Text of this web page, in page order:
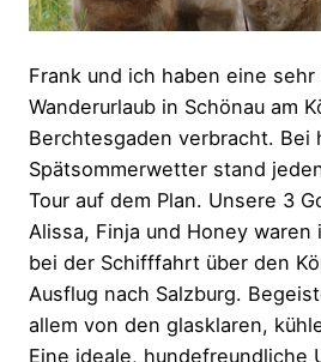
Frank und ich haben eine
Wanderurlaub in Schönau am
Berchtesgaden verbracht. Bei
Spätsommerwetter stand
Tour auf dem Plan. Unsere 3
Alissa, Finja und Honey
bei der Schifffahrt über den
Ausflug nach Salzburg.
allem von den glasklaren,
Eine ideale, hundefreundliche